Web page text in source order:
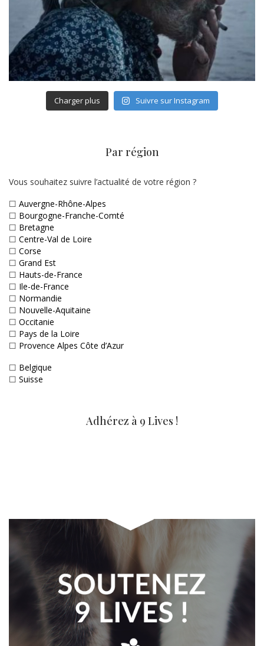
Charger plus Suivre sur Instagram
Par région
Vous souhaitez suivre l’actualité de votre région ?
☐ Auvergne-Rhône-Alpes
☐ Bourgogne-Franche-Comté
☐ Bretagne
☐ Centre-Val de Loire
☐ Corse
☐ Grand Est
☐ Hauts-de-France
☐ Ile-de-France
☐ Normandie
☐ Nouvelle-Aquitaine
☐ Occitanie
☐ Pays de la Loire
☐ Provence Alpes Côte d’Azur
☐ Belgique
☐ Suisse
Adhérez à 9 Lives !